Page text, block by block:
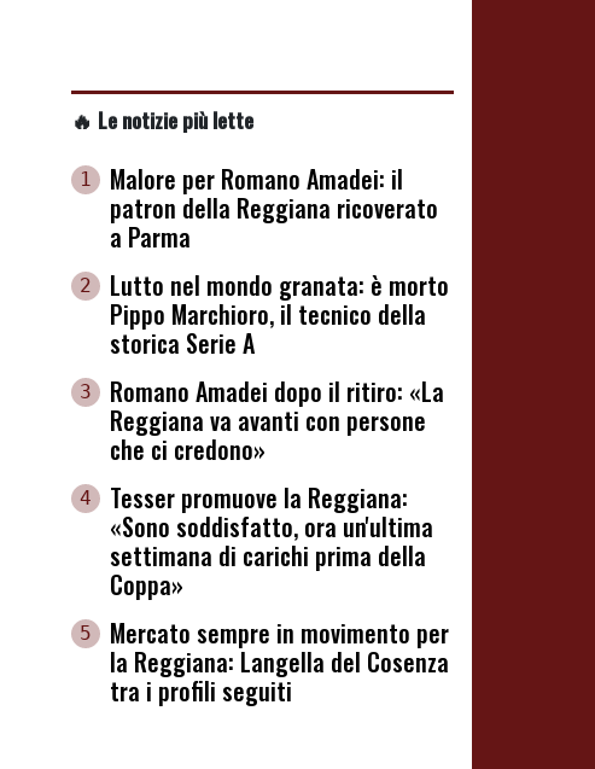
🔥 Le notizie più lette
1
Malore per Romano Amadei: il
patron della Reggiana ricoverato
a Parma
2
Lutto nel mondo granata: è morto
Pippo Marchioro, il tecnico della
storica Serie A
3
Romano Amadei dopo il ritiro: «La
Reggiana va avanti con persone
che ci credono»
4
Tesser promuove la Reggiana:
«Sono soddisfatto, ora un'ultima
settimana di carichi prima della
Coppa»
5
Mercato sempre in movimento per
la Reggiana: Langella del Cosenza
tra i profili seguiti